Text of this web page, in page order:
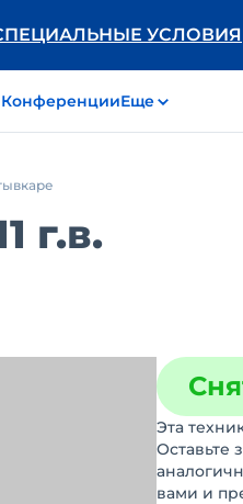
УСЛОВИЯ
КонференцииЕще
г.в.
Эта
Оставьте
вами и